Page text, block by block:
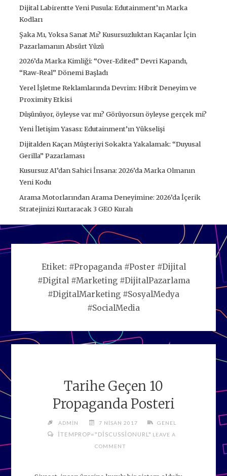
Dijital Labirentte Yeni Pusula: Edutainment’ın Marka
Kodları
Şaka Mı, Yoksa Sanat Mı? Kusursuzluktan Kaçanlar İçin
Pazarlamanın Absürt Yüzü
2026’da Marka Kimliği: “Over-Edited” Devri Kapandı,
“Raw-Real” Dönemi Başladı
Yerel İşletme Reklamlarında Devrim: Hibrit Deneyim ve
Proximity Etkisi
Düşünüyor, öyleyse var mı? Görüyorsun öyleyse gerçek mi?
Yeni İletişim Yasası: Edutainment’ın Yükselişi
Dijitalden Kaçan Müşteriyi Sokakta Yakalamak: “Duyusal
Gerilla” Pazarlaması
Kusursuz AI’dan Sahici İnsana: 2026’da Marka Olmanın
Yeni Kodu
Arama Motorlarından Arama Deneyimine: 2026’da İçerik
Stratejinizi Kurtaracak 3 GEO Kuralı
Etiket: #Propaganda #Poster #Dijital
#Digital #Marketing #DijitalPazarlama
#DigitalMarketing #SosyalMedya
#SocialMedia
Tarihe Geçen 10
Propaganda Posteri
ADMIN 7 NISAN 2017 GENEL
ITEMPROP="DISCUSSIONURL" LEAVE A
COMMENT